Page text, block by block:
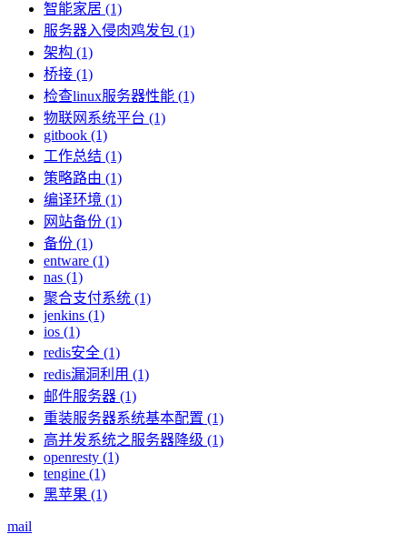
智能家居 (1)
服务器入侵肉鸡发包 (1)
架构 (1)
桥接 (1)
检查linux服务器性能 (1)
物联网系统平台 (1)
gitbook (1)
工作总结 (1)
策略路由 (1)
编译环境 (1)
网站备份 (1)
备份 (1)
entware (1)
nas (1)
聚合支付系统 (1)
jenkins (1)
ios (1)
redis安全 (1)
redis漏洞利用 (1)
邮件服务器 (1)
重装服务器系统基本配置 (1)
高并发系统之服务器降级 (1)
openresty (1)
tengine (1)
黑苹果 (1)
mail